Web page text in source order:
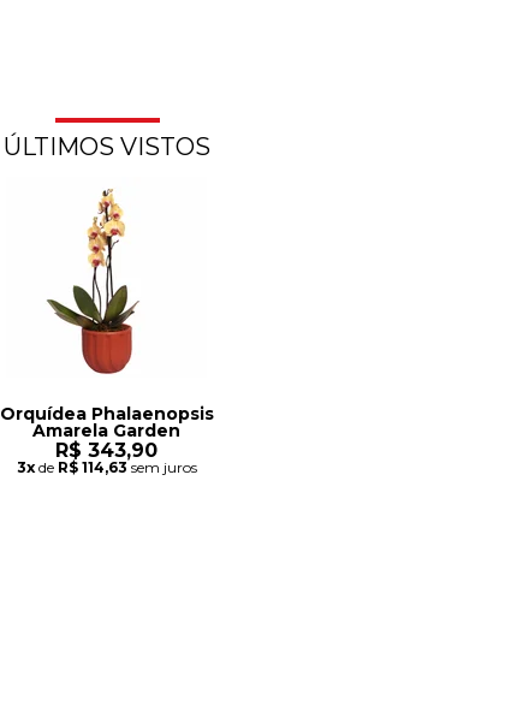
ÚLTIMOS VISTOS
Orquídea Phalaenopsis
Amarela Garden
R$ 343,90
3xde R$ 114,63 sem juros